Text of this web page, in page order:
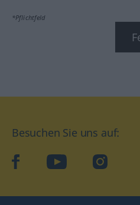
*Pflichtfeld
Besuchen Sie uns auf:
facebookYouTube Instagram